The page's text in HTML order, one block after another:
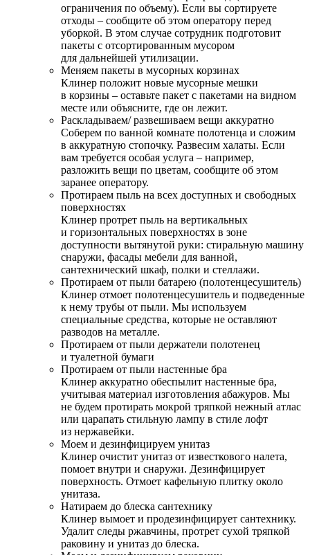
ограничения по объему). Если вы сортируете
отходы – сообщите об этом оператору перед
уборкой. В этом случае сотрудник подготовит
пакеты с отсортированным мусором
для дальнейшей утилизации.
Меняем пакеты в мусорных корзинах
Клинер положит новые мусорные мешки
в корзины – оставьте пакет с пакетами на видном
месте или объясните, где он лежит.
Раскладываем/ развешиваем вещи аккуратно
Соберем по ванной комнате полотенца и сложим
в аккуратную стопочку. Развесим халаты. Если
вам требуется особая услуга – например,
разложить вещи по цветам, сообщите об этом
заранее оператору.
Протираем пыль на всех доступных и свободных
поверхностях
Клинер протрет пыль на вертикальных
и горизонтальных поверхностях в зоне
доступности вытянутой руки: стиральную машину
снаружи, фасады мебели для ванной,
сантехнический шкаф, полки и стеллажи.
Протираем от пыли батарею (полотенцесушитель)
Клинер отмоет полотенцесушитель и подведенные
к нему трубы от пыли. Мы используем
специальные средства, которые не оставляют
разводов на металле.
Протираем от пыли держатели полотенец
и туалетной бумаги
Протираем от пыли настенные бра
Клинер аккуратно обеспылит настенные бра,
учитывая материал изготовления абажуров. Мы
не будем протирать мокрой тряпкой нежный атлас
или царапать стильную лампу в стиле лофт
из нержавейки.
Моем и дезинфицируем унитаз
Клинер очистит унитаз от известкового налета,
помоет внутри и снаружи. Дезинфицирует
поверхность. Отмоет кафельную плитку около
унитаза.
Натираем до блеска сантехнику
Клинер вымоет и продезинфицирует сантехнику.
Удалит следы ржавчины, протрет сухой тряпкой
раковину и унитаз до блеска.